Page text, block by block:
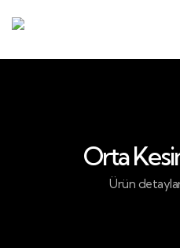
Orta
Ürün